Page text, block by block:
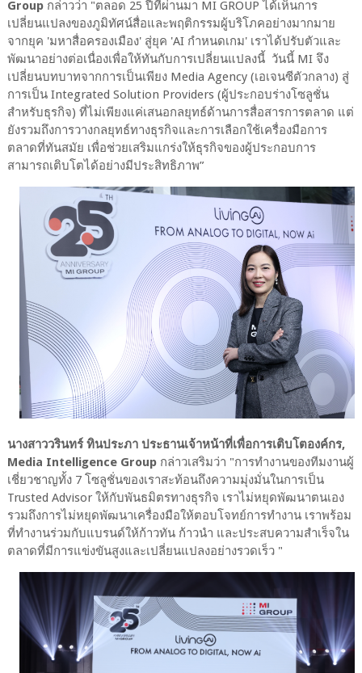
Groupกล่าวว่า "ตลอด 25 ปีที่ผ่านมา MI GROUP ได้เห็นการ
เปลี่ยนแปลงของภูมิทัศน์สื่อและพฤติกรรมผู้บริโภคอย่างมากมาย
จากยุค 'มหาสื่อครองเมือง' สู่ยุค 'AI กำหนดเกม' เราได้ปรับตัวและ
พัฒนาอย่างต่อเนื่องเพื่อให้ทันกับการเปลี่ยนแปลงนี้ วันนี้ MI จึง
เปลี่ยนบทบาทจากการเป็นเพียง Media Agency (เอเจนซีตัวกลาง) สู่
การเป็น Integrated Solution Providers (ผู้ประกอบร่างโซลูชั่น
สำหรับธุรกิจ) ที่ไม่เพียงแค่เสนอกลยุทธ์ด้านการสื่อสารการตลาด แต่
ยังรวมถึงการวางกลยุทธ์ทางธุรกิจและการเลือกใช้เครื่องมือการ
ตลาดที่ทันสมัย เพื่อช่วยเสริมแกร่งให้ธุรกิจของผู้ประกอบการ
สามารถเติบโตได้อย่างมีประสิทธิภาพ”
นางสาววรินทร์ ทินประภา ประธานเจ้าหน้าที่เพื่อการเติบโตองค์กร,
Media Intelligence Groupกล่าวเสริมว่า "การทำงานของทีมงานผู้
เชี่ยวชาญทั้ง 7 โซลูชั่นของเราสะท้อนถึงความมุ่งมั่นในการเป็น
Trusted Advisor ให้กับพันธมิตรทางธุรกิจ เราไม่หยุดพัฒนาตนเอง
รวมถึงการไม่หยุดพัฒนาเครื่องมือให้ตอบโจทย์การทำงาน เราพร้อม
ที่ทำงานร่วมกับแบรนด์ให้ก้าวทัน ก้าวนำ และประสบความสำเร็จใน
ตลาดที่มีการแข่งขันสูงและเปลี่ยนแปลงอย่างรวดเร็ว "